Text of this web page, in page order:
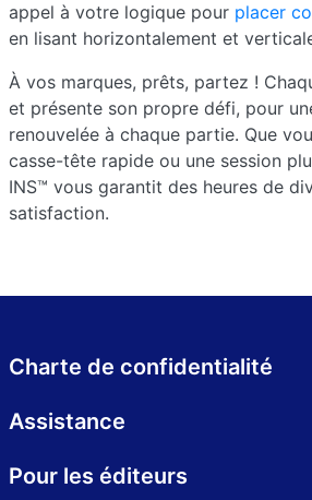
appel à votre logique pour placer
en lisant horizontalement et
À vos marques, prêts, partez !
et présente son propre défi, pour
renouvelée à chaque partie. Que
casse-tête rapide ou une session
INS™ vous garantit des heures de
satisfaction.
Charte de confidentialité
Assistance
Pour les éditeurs